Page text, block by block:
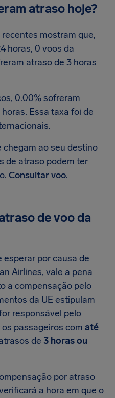
atraso hoje?
mostram que,
horas, 0 voos da
atraso de 3 horas
0.00% sofreram
Essa taxa foi de
chegam ao seu destino
de atraso podem ter
Consultar voo.
de voo da
esperar por causa de
Airlines, vale a pena
a compensação pelo
da UE estipulam
responsável pelo
passageiros com até
de 3 horas ou
por atraso
a hora em que o